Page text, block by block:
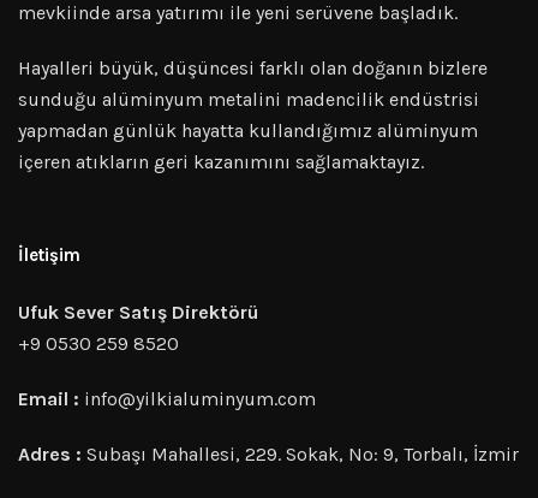
mevkiinde arsa yatırımı ile yeni serüvene başladık.
Hayalleri büyük, düşüncesi farklı olan doğanın bizlere
sunduğu alüminyum metalini madencilik endüstrisi
yapmadan günlük hayatta kullandığımız alüminyum
içeren atıkların geri kazanımını sağlamaktayız.
İletişim
Ufuk Sever Satış Direktörü
+9 0530 259 8520
Email : info@yilkialuminyum.com
Adres : Subaşı Mahallesi, 229. Sokak, No: 9, Torbalı, İzmir